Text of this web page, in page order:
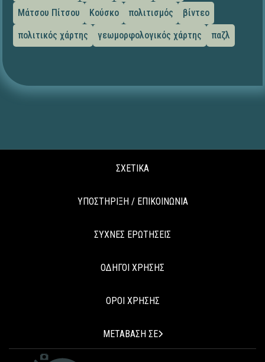
Μάτσου Πίτσου
Κούσκο πολιτισμός
βίντεο
πολιτικός χάρτης
γεωμορφολογικός χάρτης παζλ
ΣΧΕΤΙΚΑ
ΥΠΟΣΤΗΡΙΞΗ / ΕΠΙΚΟΙΝΩΝΙΑ
ΣΥΧΝΕΣ ΕΡΩΤΗΣΕΙΣ
ΟΔΗΓΟΙ ΧΡΗΣΗΣ
ΟΡΟΙ ΧΡΗΣΗΣ
ΜΕΤΑΒΑΣΗ ΣΕ